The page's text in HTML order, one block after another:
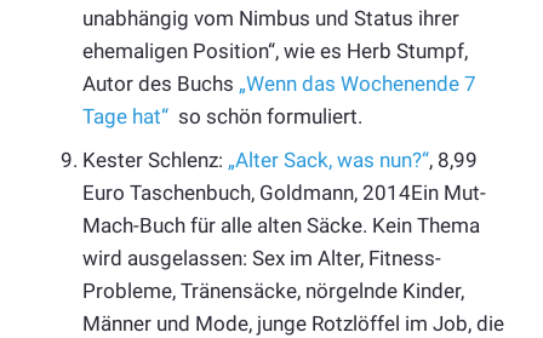
unabhängig vom Nimbus und Status ihrer
ehemaligen Position“, wie es Herb Stumpf,
Autor des Buchs „Wenn das Wochenende 7
Tage hat“ so schön formuliert.
Kester Schlenz: „Alter Sack, was nun?“, 8,99
Euro Taschenbuch, Goldmann, 2014Ein Mut-
Mach-Buch für alle alten Säcke. Kein Thema
wird ausgelassen: Sex im Alter, Fitness-
Probleme, Tränensäcke, nörgelnde Kinder,
Männer und Mode, junge Rotzlöffel im Job, die